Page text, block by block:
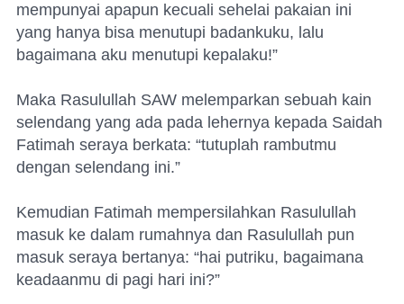
mempunyai apapun kecuali sehelai pakaian ini
yang hanya bisa menutupi badankuku, lalu
bagaimana aku menutupi kepalaku!”
Maka Rasulullah SAW melemparkan sebuah kain
selendang yang ada pada lehernya kepada Saidah
Fatimah seraya berkata: “tutuplah rambutmu
dengan selendang ini.”
Kemudian Fatimah mempersilahkan Rasulullah
masuk ke dalam rumahnya dan Rasulullah pun
masuk seraya bertanya: “hai putriku, bagaimana
keadaanmu di pagi hari ini?”